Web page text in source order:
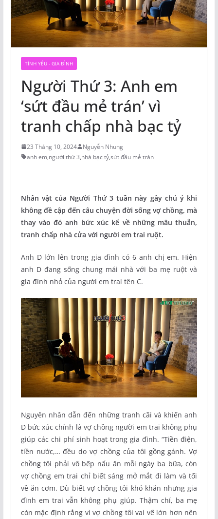
TÌNH YÊU - GIA ĐÌNH
Người Thứ 3: Anh em
‘sứt đầu mẻ trán’ vì
tranh chấp nhà bạc tỷ
23 Tháng 10, 2024
Nguyễn Nhung
anh em,người thứ 3,nhà bạc tỷ,sứt đầu mẻ trán
Nhân vật của Người Thứ 3 tuần này gây chú ý khi
không đề cập đến câu chuyện đời sống vợ chồng, mà
thay vào đó anh bức xúc kể về những mâu thuẫn,
tranh chấp nhà cửa với người em trai ruột.
Anh D lớn lên trong gia đình có 6 anh chị em. Hiện
anh D đang sống chung mái nhà với ba mẹ ruột và
gia đình nhỏ của người em trai tên C.
Nguyên nhân dẫn đến những tranh cãi và khiến anh
D bức xúc chính là vợ chồng người em trai không phụ
giúp các chi phí sinh hoạt trong gia đình. “Tiền điện,
tiền nước,… đều do vợ chồng của tôi gồng gánh. Vợ
chồng tôi phải vô bếp nấu ăn mỗi ngày ba bữa, còn
vợ chồng em trai chỉ biết sáng mở mắt đi làm và tối
về ăn cơm. Dù biết vợ chồng tôi khó khăn nhưng gia
đình em trai vẫn không phụ giúp. Thậm chí, ba mẹ
còn mặc định rằng vì vợ chồng tôi vai vế lớn hơn nên